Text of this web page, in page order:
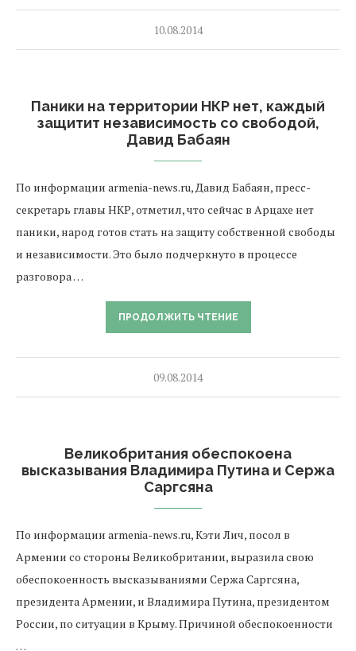
10.08.2014
Паники на территории НКР нет, каждый
защитит независимость со свободой,
Давид Бабаян
По информации armenia-news.ru, Давид Бабаян, пресс-
секретарь главы НКР, отметил, что сейчас в Арцахе нет
паники, народ готов стать на защиту собственной свободы
и независимости. Это было подчеркнуто в процессе
разговора …
ПРОДОЛЖИТЬ ЧТЕНИЕ
09.08.2014
Великобритания обеспокоена
высказывания Владимира Путина и Сержа
Саргсяна
По информации armenia-news.ru, Кэти Лич, посол в
Армении со стороны Великобритании, выразила свою
обеспокоенность высказываниями Сержа Саргсяна,
президента Армении, и Владимира Путина, президентом
России, по ситуации в Крыму. Причиной обеспокоенности
…